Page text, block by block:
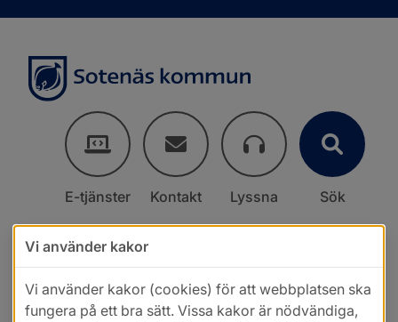
E-tjänster Kontakt Lyssna Sök
Vi använder kakor
Vi använder kakor (cookies) för att webbplatsen ska
fungera på ett bra sätt. Vissa kakor är nödvändiga,